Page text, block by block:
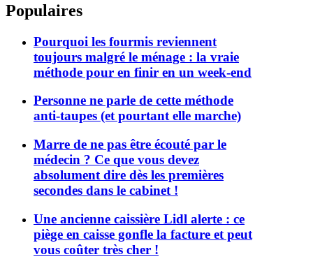
Populaires
Pourquoi les fourmis reviennent
toujours malgré le ménage : la vraie
méthode pour en finir en un week-end
Personne ne parle de cette méthode
anti-taupes (et pourtant elle marche)
Marre de ne pas être écouté par le
médecin ? Ce que vous devez
absolument dire dès les premières
secondes dans le cabinet !
Une ancienne caissière Lidl alerte : ce
piège en caisse gonfle la facture et peut
vous coûter très cher !